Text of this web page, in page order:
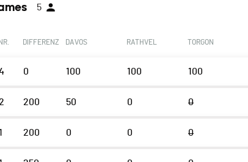
5
NR. DIFFERENZ DAVOS RATHVEL TORGON
0 100 100 100
200 50 0 0
200 0 0 0